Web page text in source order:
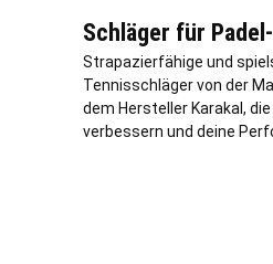
Schläger für
Strapazierfähige und
Tennisschläger von der
dem Hersteller Karakal,
verbessern und deine